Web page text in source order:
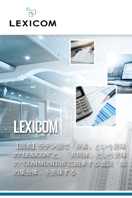
LEXICOM
【固名】ラテン語で「辞書」という意味
の“LEXICON”と、
「共同体」という意味
の “COMMUNITAS”に由来する造語「知
の集合体」を意味する